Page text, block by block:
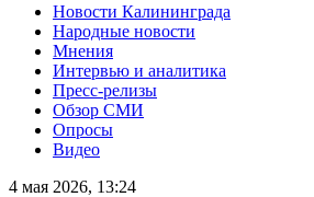
Новости Калининграда
Народные новости
Мнения
Интервью и аналитика
Пресс-релизы
Обзор СМИ
Опросы
Видео
4 мая 2026, 13:24